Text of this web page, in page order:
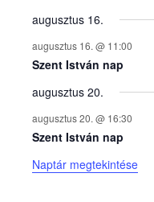
y
e
k
n
a
augusztus 16.
augusztus 16. @ 11:00
Szent István nap
augusztus 20.
augusztus 20. @ 16:30
Szent István nap
Naptár megtekintése